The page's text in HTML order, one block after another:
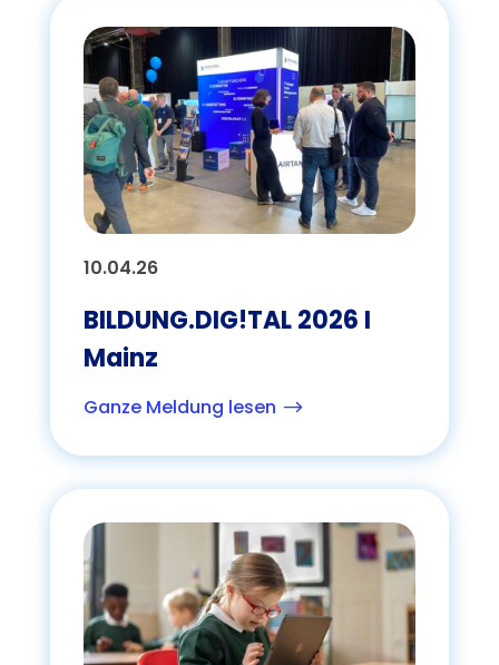
10.04.26
BILDUNG.DIG!TAL 2026 I
Mainz
Ganze Meldung lesen $